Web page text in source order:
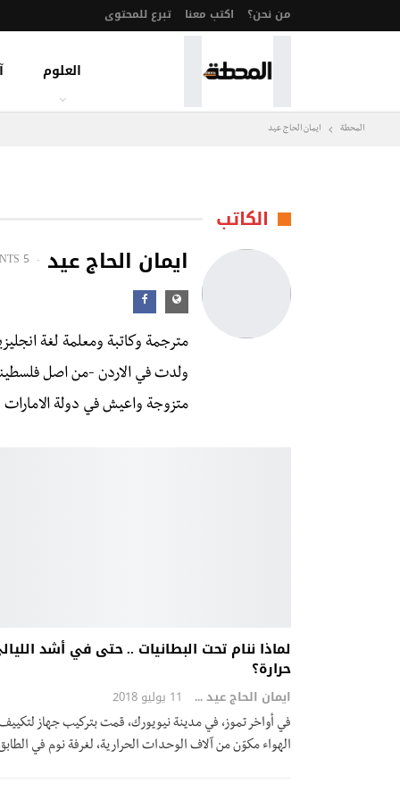
من نحن؟ اكتب معنا تبرع للمحتوى
العلوم
المحطة ايمان الحاج عيد
الكاتب
ايمان الحاج عيد 5 POSTS
مترجمة وكاتبة ومعلمة لغة
ولدت في الاردن -من اصل
متزوجة واعيش في دولة الامارات
لماذا ننام تحت البطانيات .. حتى في أشد
حرارة؟
ايمان الحاج عيد 11 يوليو 2018
في أواخر تموز، في مدينة نيويورك، قمت بتركيب جهاز
الهواء مكوّن من آلاف الوحدات الحرارية، لغرفة نوم في